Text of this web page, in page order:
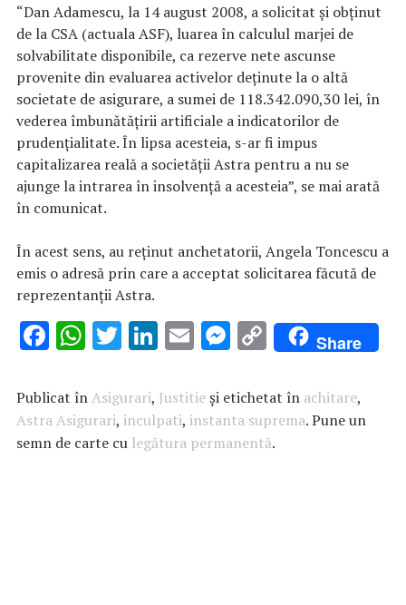
“Dan Adamescu, la 14 august 2008, a solicitat şi obţinut
de la CSA (actuala ASF), luarea în calculul marjei de
solvabilitate disponibile, ca rezerve nete ascunse
provenite din evaluarea activelor deţinute la o altă
societate de asigurare, a sumei de 118.342.090,30 lei, în
vederea îmbunătăţirii artificiale a indicatorilor de
prudenţialitate. În lipsa acesteia, s-ar fi impus
capitalizarea reală a societăţii Astra pentru a nu se
ajunge la intrarea în insolvenţă a acesteia”, se mai arată
în comunicat.
În acest sens, au reţinut anchetatorii, Angela Toncescu a
emis o adresă prin care a acceptat solicitarea făcută de
reprezentanţii Astra.
F
e
b
o
W
at
s
A
T
it
te
r
Li
k
e
dI
E
ai
l
M
se
n
g
C
o
p
y
Li
Share
Publicat înAsigurari, Justitieși etichetat în achitare,
Astra Asigurari, inculpati, instanta suprema. Pune un
semn de carte cu legătura permanentă.